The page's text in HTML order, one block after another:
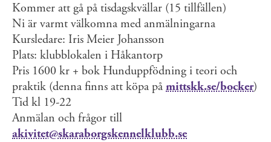
Kommer att gå på tisdagskvällar (15 tillfällen)
Ni är varmt välkomna med anmälningarna
Kursledare: Iris Meier Johansson
Plats: klubblokalen i Håkantorp
Pris 1600 kr + bok Hunduppfödning i teori och
praktik (denna finns att köpa på mittskk.se/bocker)
Tid kl 19-22
Anmälan och frågor till
akivitet@skaraborgskennelklubb.se